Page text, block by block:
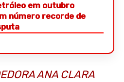
em outubro
número recorde de
ANA CLARA